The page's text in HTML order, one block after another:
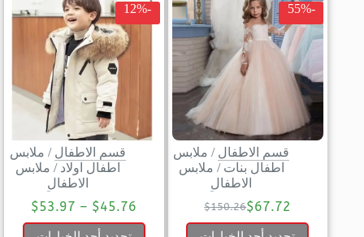
-55%
قسم الاطفال / ملابس
اطفال بنات / ملابس
الاطفال
$150.26$67.72
-12%
قسم الاطفال / ملابس
اطفال اولاد / ملابس
الاطفال
$45.76
–
$53.97